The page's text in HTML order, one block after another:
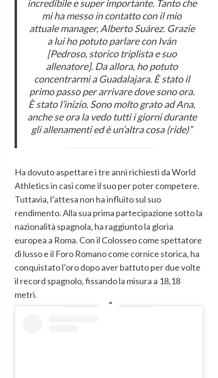
incredibile e super importante. Tanto che
mi ha messo in contatto con il mio
attuale manager, Alberto Suárez. Grazie
a lui ho potuto parlare con Iván
[Pedroso, storico triplista e suo
allenatore]. Da allora, ho potuto
concentrarmi a Guadalajara. È stato il
primo passo per arrivare dove sono ora.
È stato l’inizio. Sono molto grato ad Ana,
anche se ora la vedo tutti i giorni durante
gli allenamenti ed è un’altra cosa (ride)”
Ha dovuto aspettare i tre anni richiesti da World
Athletics in casi come il suo per poter competere.
Tuttavia, l’attesa non ha influito sul suo
rendimento. Alla sua prima partecipazione sotto la
nazionalità spagnola, ha raggiunto la gloria
europea a Roma. Con il Colosseo come spettatore
di lusso e il Foro Romano come cornice storica, ha
conquistato l’oro dopo aver battuto per due volte
il record spagnolo, fissando la misura a 18,18
metri.